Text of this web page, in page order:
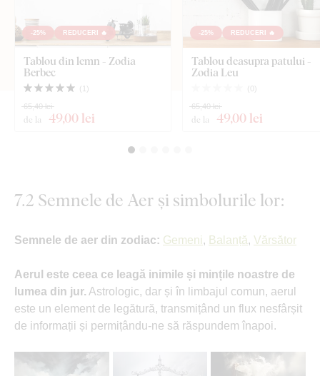
-25% REDUCERI 🔥
Tablou din lemn - Zodia
Berbec
( 1 )
de la 49,00 lei
65,40 lei
-25% REDUCERI 🔥
Tablou deasupra patului -
Zodia Leu
( 0)
de la 49,00 lei
65,40 lei
7.2 Semnele de Aer și simbolurile lor:
Semnele de aer din zodiac: Gemeni, Balanță, Vărsător
Aerul este ceea ce leagă inimile și mințile noastre de
lumea din jur. Astrologic, dar și în limbajul comun, aerul
este un element de legătură, transmițând un flux nesfârșit
de informații și permițându-ne să răspundem înapoi.